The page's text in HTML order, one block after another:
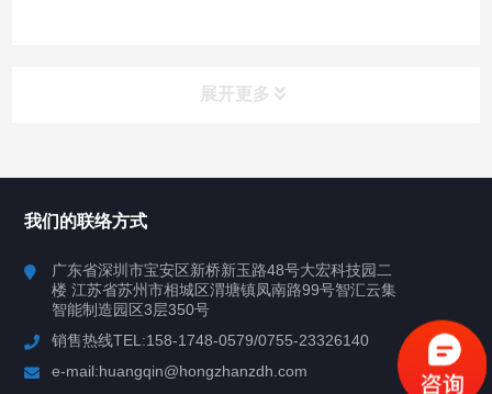
展开更多
行业案例
我们的联络方式
广东省深圳市宝安区新桥新玉路48号大宏科技园二
楼 江苏省苏州市相城区渭塘镇凤南路99号智汇云集
智能制造园区3层350号
销售热线TEL:158-1748-0579/0755-23326140
e-mail:huangqin@hongzhanzdh.com